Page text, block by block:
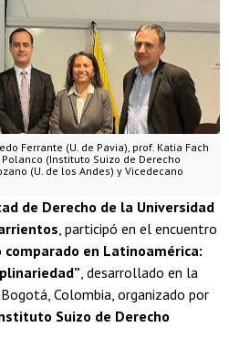
Ferrante (U. de Pavia), prof. Katia Fach
(Instituto Suizo de Derecho
(U. de los Andes) y Vicedecano
de Derecho de la Universidad
, participó en el encuentro
en Latinoamérica:
, desarrollado en la
, Bogotá, Colombia, organizado por
Suizo de Derecho